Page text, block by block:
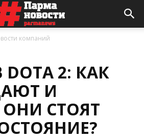
компаний
2: КАК
И
СТОЯТ